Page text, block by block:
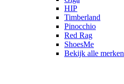
HIP
Timberland
Pinocchio
Red Rag
ShoesMe
Bekijk alle merken